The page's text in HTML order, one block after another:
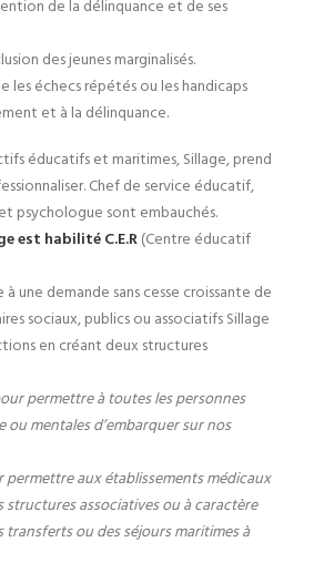
de la délinquance et de ses
des jeunes marginalisés.
les échecs répétés ou les handicaps
et à la délinquance.
éducatifs et maritimes, Sillage, prend
Chef de service éducatif,
psychologue sont embauchés.
est habilité C.E.R(Centre éducatif
une demande sans cesse croissante de
sociaux, publics ou associatifs Sillage
en créant deux structures
permettre à toutes les personnes
ou mentales d’embarquer sur nos
permettre aux établissements médicaux
structures associatives ou à caractère
transferts ou des séjours maritimes à